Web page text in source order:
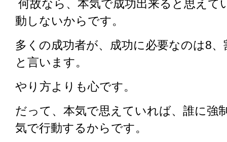
何故なら、本気で成功出来ると思えて
動しないからです。
多くの成功者が、成功に必要なのは8
と言います。
やり方よりも心です。
だって、本気で思えていれば、誰に強
気で行動するからです。